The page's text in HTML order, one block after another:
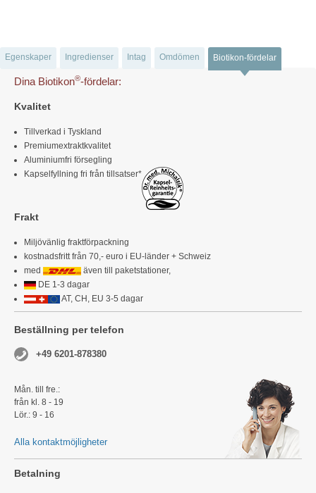
Egenskaper Ingredienser Intag Omdömen Biotikon-fördelar
Dina Biotikon®-fördelar:
Kvalitet
Tillverkad i Tyskland
Premiumextraktkvalitet
Aluminiumfri försegling
Kapselfyllning fri från tillsatser*
Frakt
Miljövänlig fraktförpackning
kostnadsfritt från 70,- euro i EU-länder + Schweiz
med
även till paketstationer,
DE 1-3 dagar
AT, CH, EU 3-5 dagar
Beställning per telefon
+49 6201-878380
Mån. till fre.:
från kl. 8 - 19
Lör.: 9 - 16
Alla kontaktmöjligheter
Betalning